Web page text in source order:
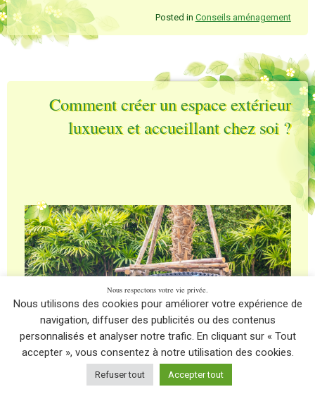
Posted in Conseils aménagement
Comment créer un espace extérieur
luxueux et accueillant chez soi ?
Nous respectons votre vie privée.
Nous utilisons des cookies pour améliorer votre expérience de
navigation, diffuser des publicités ou des contenus
personnalisés et analyser notre trafic. En cliquant sur « Tout
accepter », vous consentez à notre utilisation des cookies.
Refuser tout Accepter tout